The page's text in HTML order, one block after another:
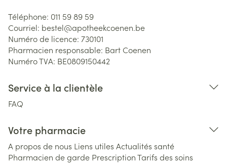
Téléphone: 011 59 89 59
Courriel: bestel@apotheekcoenen.be
Numéro de licence: 730101
Pharmacien responsable: Bart Coenen
Numéro TVA: BE0809150442
Service à la clientèle
FAQ
Votre pharmacie
A propos de nous Liens utiles Actualités santé
Pharmacien de garde PrescriptionTarifs des soins